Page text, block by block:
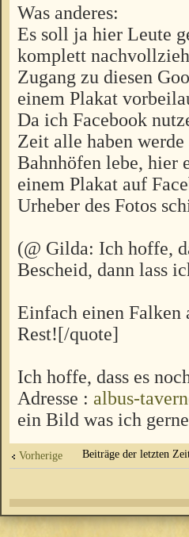
Was anderes:
Es soll ja hier Leute
komplett
Zugang zu diesen
einem Plakat
Da ich Facebook
Zeit alle haben
Bahnhöfen lebe, hier
einem Plakat auf
Urheber des Fotos
(@ Gilda: Ich hoffe,
Bescheid, dann lass
Einfach einen Falken
Rest![/quote]
Ich hoffe, dass es
Adresse : albus-
ein Bild was ich
Vorherige Beiträge der letzten